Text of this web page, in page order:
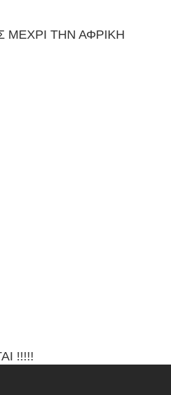
ΜΕΧΡΙ ΤΗΝ ΑΦΡΙΚΗ
!!!!!